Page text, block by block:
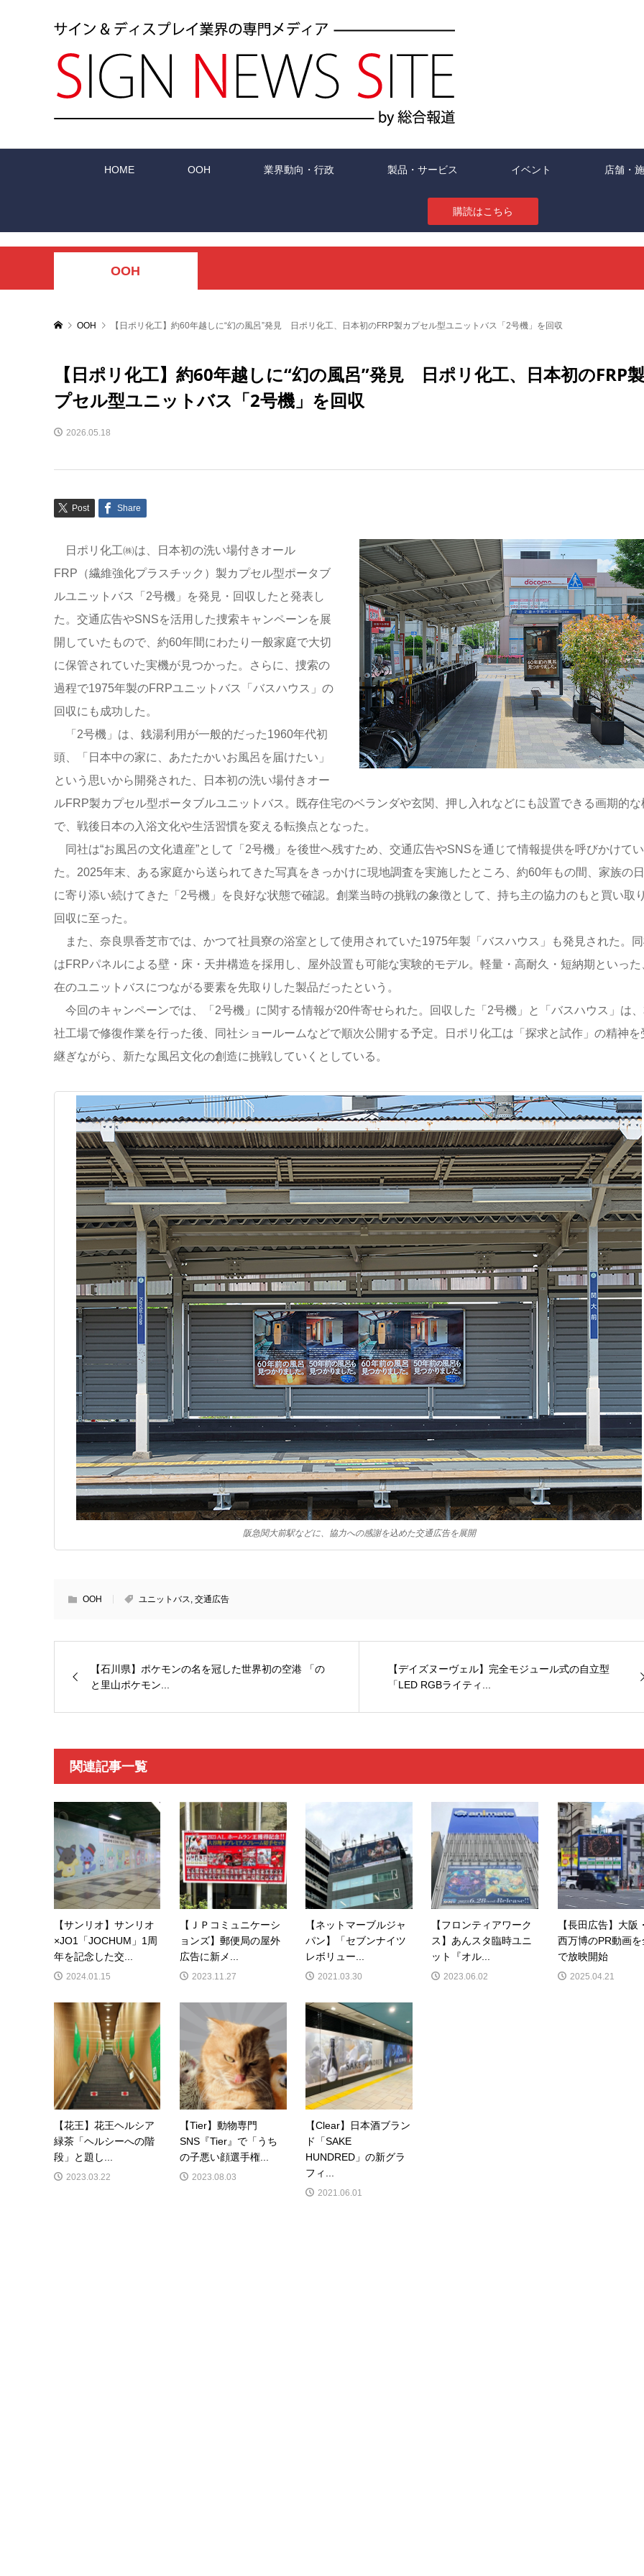
HOME OOH 業界動向・行政 製品・サービス イベント 店舗・
購読はこちら
OOH
OOH 【日ポリ化工】約60年越しに“幻の風呂”発見 日ポリ化工、日本初のFRP製カプセル型ユニットバス「2号機」を回収
【日ポリ化工】約60年越しに“幻の風呂”発見 日ポリ化工、日本初のFRP
プセル型ユニットバス「2号機」を回収
2026.05.18
Post Share
日ポリ化工㈱は、日本初の洗い場付きオール
FRP（繊維強化プラスチック）製カプセル型ポータブ
ルユニットバス「2号機」を発見・回収したと発表し
た。交通広告やSNSを活用した捜索キャンペーンを展
開していたもので、約60年間にわたり一般家庭で大切
に保管されていた実機が見つかった。さらに、捜索の
過程で1975年製のFRPユニットバス「バスハウス」の
回収にも成功した。
「2号機」は、銭湯利用が一般的だった1960年代初
頭、「日本中の家に、あたたかいお風呂を届けたい」
という思いから開発された、日本初の洗い場付きオー
ルFRP製カプセル型ポータブルユニットバス。既存住宅のベランダや玄関、押し入れなどにも設置できる画期的な
で、戦後日本の入浴文化や生活習慣を変える転換点となった。
同社は“お風呂の文化遺産”として「2号機」を後世へ残すため、交通広告やSNSを通じて情報提供を呼びかけてい
た。2025年末、ある家庭から送られてきた写真をきっかけに現地調査を実施したところ、約60年もの間、家族の
に寄り添い続けてきた「2号機」を良好な状態で確認。創業当時の挑戦の象徴として、持ち主の協力のもと買い取
回収に至った。
また、奈良県香芝市では、かつて社員寮の浴室として使用されていた1975年製「バスハウス」も発見された。
はFRPパネルによる壁・床・天井構造を採用し、屋外設置も可能な実験的モデル。軽量・高耐久・短納期といった
在のユニットバスにつながる要素を先取りした製品だったという。
今回のキャンペーンでは、「2号機」に関する情報が20件寄せられた。回収した「2号機」と「バスハウス」は
社工場で修復作業を行った後、同社ショールームなどで順次公開する予定。日ポリ化工は「探求と試作」の精神を
継ぎながら、新たな風呂文化の創造に挑戦していくとしている。
阪急関大前駅などに、協力への感謝を込めた交通広告を展開
OOH ユニットバス, 交通広告
【石川県】ポケモンの名を冠した世界初の空港 「の
と里山ポケモン...
【デイズヌーヴェル】完全モジュール式の自立型
「LED RGBライティ...
関連記事一覧
【サンリオ】サンリオ
×JO1「JOCHUM」1周
年を記念した交...
2024.01.15
【ＪＰコミュニケーシ
ョンズ】郵便局の屋外
広告に新メ...
2023.11.27
【ネットマーブルジャ
パン】「セブンナイツ
レボリュー...
2021.03.30
【フロンティアワーク
ス】あんスタ臨時ユニ
ット『オル...
2023.06.02
【長田広告】大阪
西万博のPR動画を
で放映開始
2025.04.21
【花王】花王ヘルシア
緑茶「ヘルシーへの階
段」と題し...
2023.03.22
【Tier】動物専門
SNS『Tier』で「うち
の子悪い顔選手権...
2023.08.03
【Clear】日本酒ブラン
ド「SAKE
HUNDRED」の新グラ
フィ...
2021.06.01